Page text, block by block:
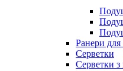
Ранери для
Серветки
Серветки